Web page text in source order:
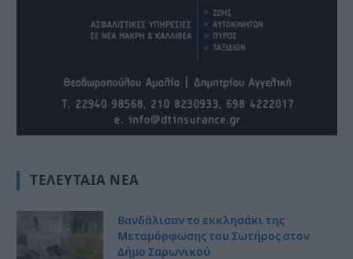
ΤΕΛΕΥΤΑΊΑ ΝΈΑ
Βανδάλισαν το εκκλησάκι της
Μεταμόρφωσης του Σωτήρος στον
Δήμο Σαρωνικού